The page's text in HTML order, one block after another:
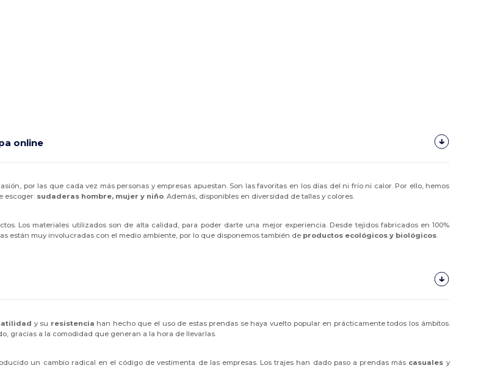
online
por las que cada vez más personas y empresas apuestan. Son las favoritas en los días del ni frío ni calor. Por ello, hemos
escoger: sudaderas hombre, mujer y niño . Además, disponibles en diversidad de tallas y colores.
Los materiales utilizados son de alta calidad, para poder darte una mejor experiencia. Desde tejidos fabricados en 100%
están muy involucradas con el medio ambiente, por lo que disponemos también de productos ecológicos y biológicos
y su resistencia han hecho que el uso de estas prendas se haya vuelto popular en prácticamente todos los ámbitos.
gracias a la comodidad que generan a la hora de llevarlas.
un cambio radical en el código de vestimenta de las empresas. Los trajes han dado paso a prendas más casuales y